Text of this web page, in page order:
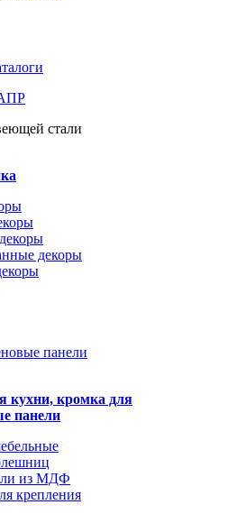
декоры
кухни, кромка для
панели
из МДФ
крепления